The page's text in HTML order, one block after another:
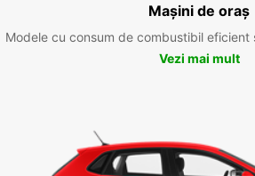
Mașini de oraș
Modele cu consum de combustibil eficient
Vezi mai mult